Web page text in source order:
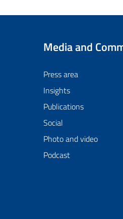
Media and
Press area
Insights
Publications
Social
Photo and video
Podcast